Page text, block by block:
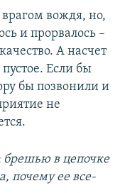
вождя, но,
и прорвалось –
А насчет
Если бы
бы позвонили и
не
брешью в цепочке
почему ее все-